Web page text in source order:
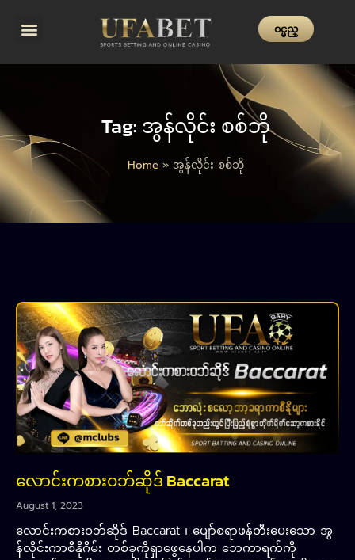
၀င္မည္
Tag: အွန်လိုင်း စစ်ဘို
Home» အွန်လိုင်း စစ်ဘို
လောင်းကစားဝဘ်ဆိုဒ် Baccarat
August 1, 2023
လောင်းကစားဝဘ်ဆိုဒ် Baccarat ၊ ပျော်စရာဖန်တီးပေးသော အွ
န်လိုင်းကာစီနိုဂိမ်း တစ်ခုကိုရှာဖွေနေပါက ဘေကာရက်ကို